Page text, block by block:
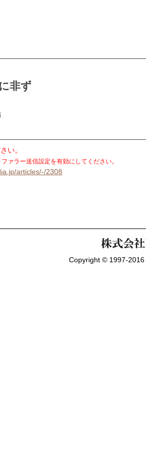
非ず
い。
ァラー送信設定を有効にしてください。
articles/-/2308
Copyright © 1997-